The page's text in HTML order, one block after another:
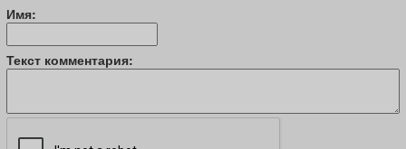
Имя:
Текст комментария: